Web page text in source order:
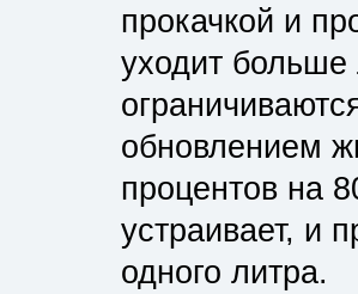
прокачкой и
уходит
обновлением
процентов на
устраивает, и
одного литра.